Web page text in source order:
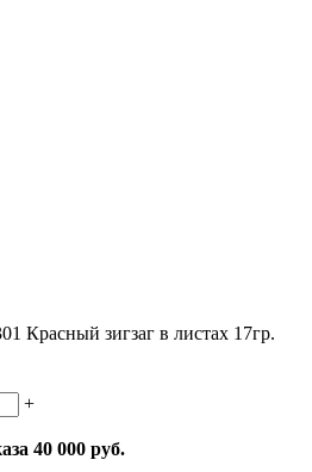
Красный зигзаг в листах 17гр.
+
40 000 руб.